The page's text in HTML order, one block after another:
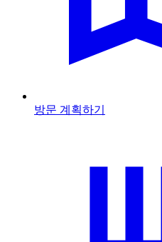
방문 계획하기